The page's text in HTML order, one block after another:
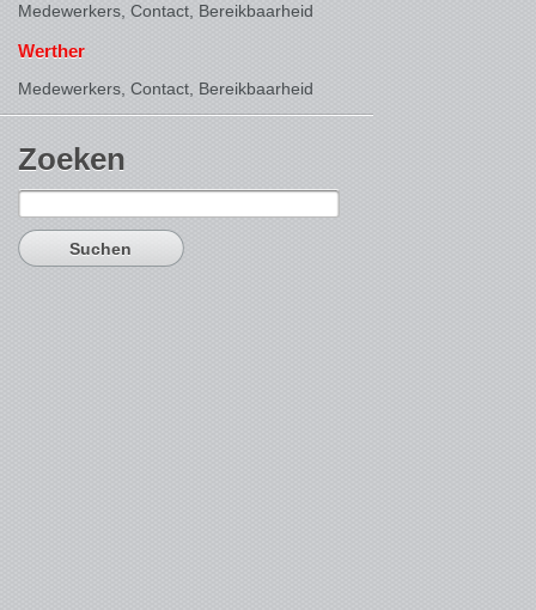
Medewerkers, Contact, Bereikbaarheid
Werther
Medewerkers, Contact, Bereikbaarheid
Zoeken
Suchen
nach: